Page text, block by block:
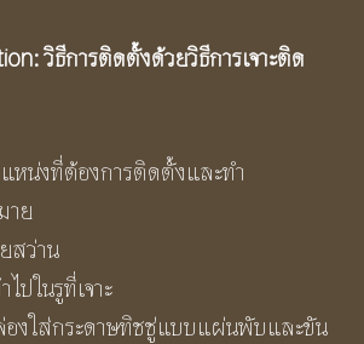
วิธีการติดตั้งด้วยวิธีการเจาะติด
หน่งที่ต้องการติดตั้งและทำ
าย
ยสว่าน
ปในรูที่เจาะ
องใส่กระดาษทิชชู่แบบแผ่นพับและขัน